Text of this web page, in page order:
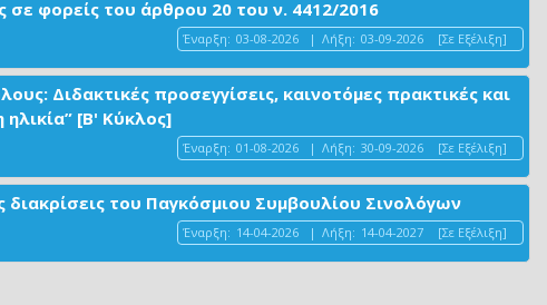
φορείς του άρθρου 20 του ν. 4412/2016
Έναρξη: 03-08-2026 | Λήξη: 03-09-2026 [Σε Εξέλιξη]
Διδακτικές προσεγγίσεις, καινοτόμες πρακτικές και
[Β' Κύκλος]
Έναρξη: 01-08-2026 | Λήξη: 30-09-2026 [Σε Εξέλιξη]
διακρίσεις του Παγκόσμιου Συμβουλίου Σινολόγων
Έναρξη: 14-04-2026 | Λήξη: 14-04-2027 [Σε Εξέλιξη]